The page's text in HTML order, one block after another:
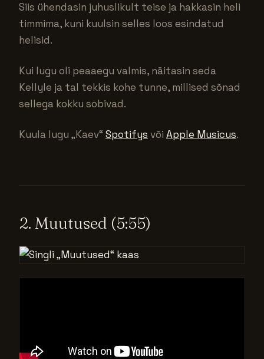
Siis ühendasin juhuslikult teise ja hakkasin heli
timmima, kuni kuulsin selles loos esindatud
helisid.
Kui lugu oli peaaegu valmis, näitasin seda
Kellyle ja tal tekkis kohe tunne, millised sõnad
sellega kokku sobivad.
Kuula lugu „Kaev“ Spotifys või Apple Musicus.
2. Muutused (5:55)